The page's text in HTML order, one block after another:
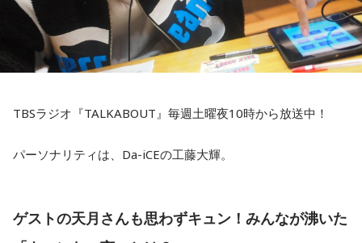
TBSラジオ『TALKABOUT』毎週土曜夜10時から放送中！
パーソナリティは、Da-iCEの工藤大輝。
ゲストの天月さんも思わずキュン！みんなが沸いた